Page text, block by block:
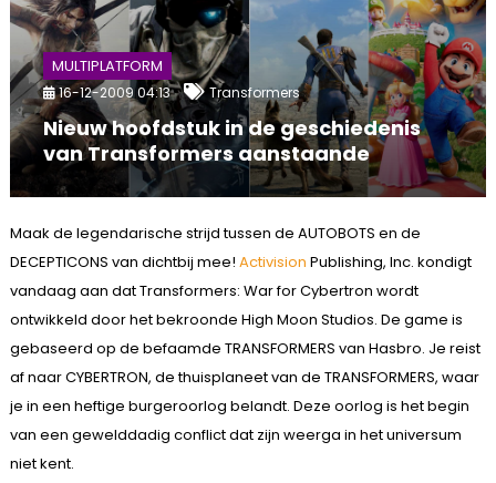
MULTIPLATFORM
16-12-2009 04:13 Transformers
Nieuw hoofdstuk in de geschiedenis
van Transformers aanstaande
Maak de legendarische strijd tussen de AUTOBOTS en de
DECEPTICONS van dichtbij mee! Activision Publishing, Inc. kondigt
vandaag aan dat Transformers: War for Cybertron wordt
ontwikkeld door het bekroonde High Moon Studios. De game is
gebaseerd op de befaamde TRANSFORMERS van Hasbro. Je reist
af naar CYBERTRON, de thuisplaneet van de TRANSFORMERS, waar
je in een heftige burgeroorlog belandt. Deze oorlog is het begin
van een gewelddadig conflict dat zijn weerga in het universum
niet kent.